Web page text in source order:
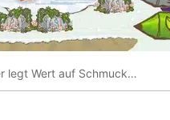
legt Wert auf Schmuck…